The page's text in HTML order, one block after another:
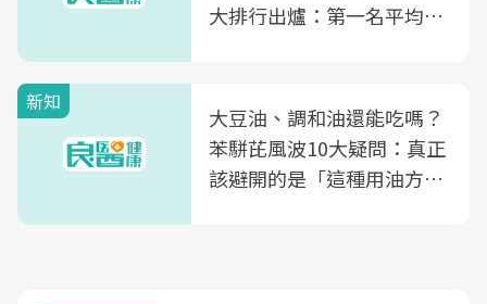
大排行出爐：第一名平均一
新知
大豆油、調和油還能吃嗎？
苯駢芘風波10大疑問：真正
該避開的是「這種用油方